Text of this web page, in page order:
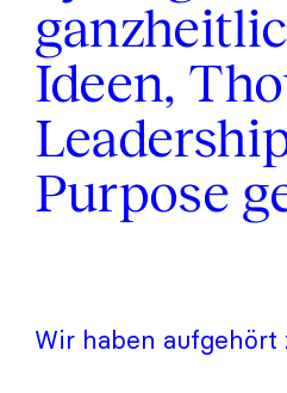
Ideen,
Purpose
Wir haben aufgehört